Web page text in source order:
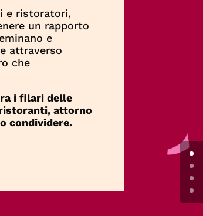
e ristoratori,
un rapporto
e
attraverso
che
i filari delle
attorno
condividere.